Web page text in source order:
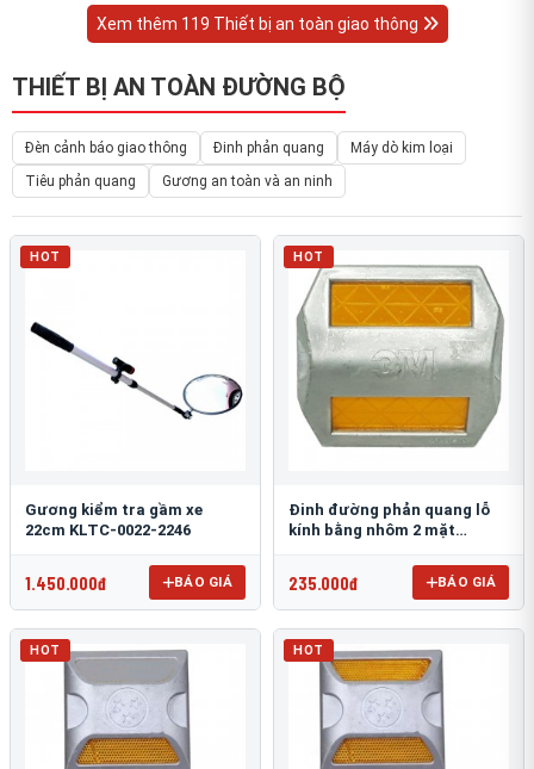
Xem thêm 119 Thiết bị an toàn giao thông
THIẾT BỊ AN TOÀN ĐƯỜNG BỘ
Đèn cảnh báo giao thông Đinh phản quang
Máy dò kim loại
Tiêu phản quang
Gương an toàn và an ninh
HOT
Gương kiểm tra gầm xe
22cm KLTC-0022-2246
1.450.000đ BÁO GIÁ
HOT
Đinh đường phản quang lỗ
kính bằng nhôm 2 mặt
235.000đ BÁO GIÁ
HOT HOT